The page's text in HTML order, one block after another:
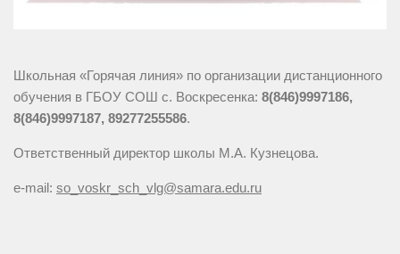
Школьная «Горячая линия» по организации дистанционного
обучения в ГБОУ СОШ с. Воскресенка: 8(846)9997186,
8(846)9997187, 89277255586.
Ответственный директор школы М.А. Кузнецова.
e-mail: so_voskr_sch_vlg@samara.edu.ru